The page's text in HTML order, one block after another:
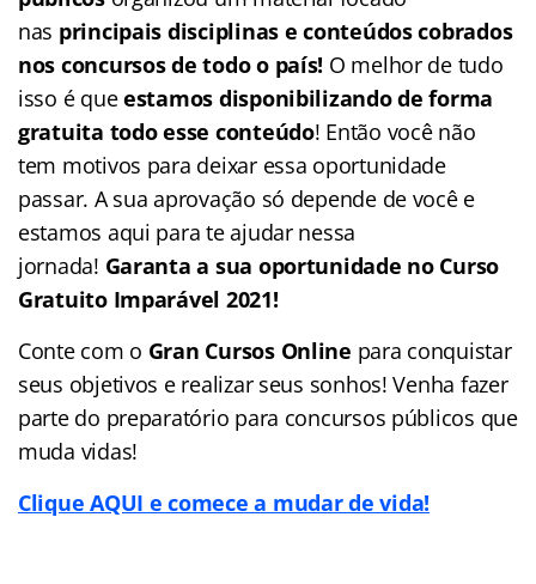
nas principais disciplinas e conteúdos cobrados
nos concursos de todo o país! O melhor de tudo
isso é queestamos disponibilizando de forma
gratuita todo esse conteúdo! Então você não
tem motivos para deixar essa oportunidade
passar. A sua aprovação só depende de você e
estamos aqui para te ajudar nessa
jornada! Garanta a sua oportunidade no Curso
Gratuito Imparável 2021!
Conte com o Gran Cursos Online para conquistar
seus objetivos e realizar seus sonhos! Venha fazer
parte do preparatório para concursos públicos que
muda vidas!
Clique AQUI e comece a mudar de vida!